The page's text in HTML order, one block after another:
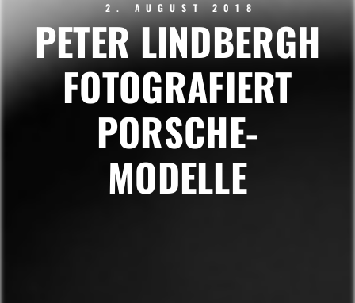
2. AUGUST 2018
PETER LINDBERGH
FOTOGRAFIERT
PORSCHE-
MODELLE